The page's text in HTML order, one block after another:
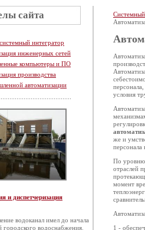
сайта
интегратор
инженерных сетей
компьютеры и ПО
производства
автоматизации
и диспетчеризация
водоканал имел до начала
городского водоснабжения.
условия
же и
персонала
По
отраслей
момент
1 -